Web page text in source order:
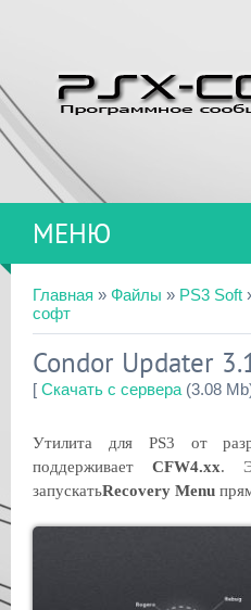
МЕНЮ
Главная » Файлы » PS3 Soft
софт
Condor Updater
[ Скачать с сервера (3.08
Утилита для PS3 от
поддерживает CFW4.xx.
запускатьRecovery Menu